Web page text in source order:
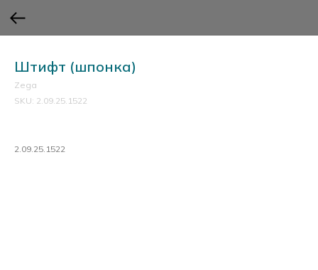
Штифт (шпонка)
Zega
SKU: 2.09.25.1522
2.09.25.1522